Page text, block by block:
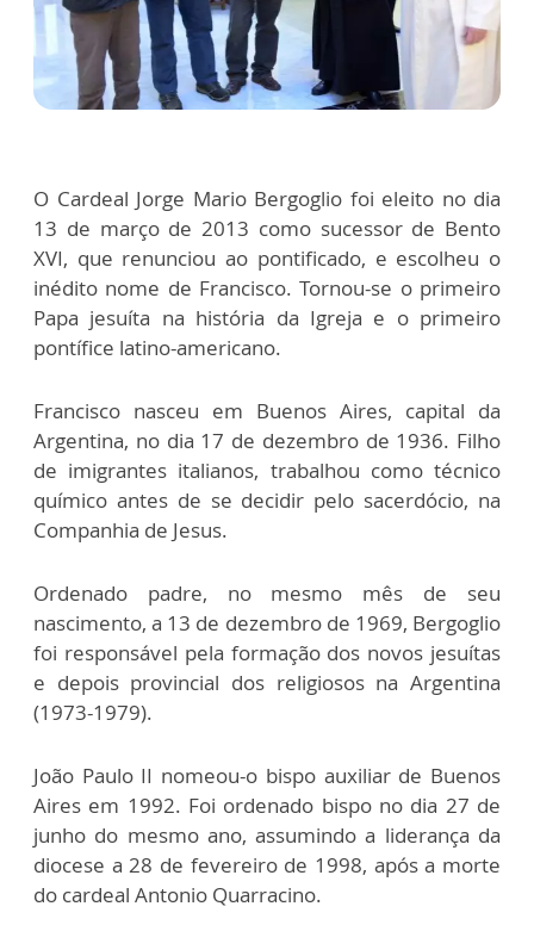
O Cardeal Jorge Mario Bergoglio foi eleito no dia
13 de março de 2013 como sucessor de Bento
XVI, que renunciou ao pontificado, e escolheu o
inédito nome de Francisco. Tornou-se o primeiro
Papa jesuíta na história da Igreja e o primeiro
pontífice latino-americano.
Francisco nasceu em Buenos Aires, capital da
Argentina, no dia 17 de dezembro de 1936. Filho
de imigrantes italianos, trabalhou como técnico
químico antes de se decidir pelo sacerdócio, na
Companhia de Jesus.
Ordenado padre, no mesmo mês de seu
nascimento, a 13 de dezembro de 1969, Bergoglio
foi responsável pela formação dos novos jesuítas
e depois provincial dos religiosos na Argentina
(1973-1979).
João Paulo II nomeou-o bispo auxiliar de Buenos
Aires em 1992. Foi ordenado bispo no dia 27 de
junho do mesmo ano, assumindo a liderança da
diocese a 28 de fevereiro de 1998, após a morte
do cardeal Antonio Quarracino.